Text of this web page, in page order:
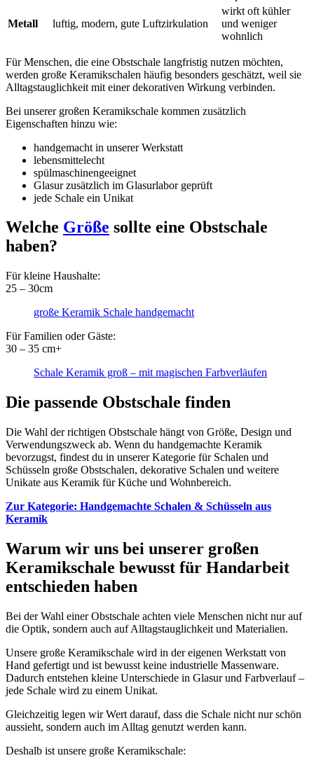
Metall luftig, modern, gute Luftzirkulation
wirkt oft kühler
und weniger
wohnlich
Für Menschen, die eine Obstschale langfristig nutzen möchten,
werden große Keramikschalen häufig besonders geschätzt, weil sie
Alltagstauglichkeit mit einer dekorativen Wirkung verbinden.
Bei unserer großen Keramikschale kommen zusätzlich
Eigenschaften hinzu wie:
handgemacht in unserer Werkstatt
lebensmittelecht
spülmaschinengeeignet
Glasur zusätzlich im Glasurlabor geprüft
jede Schale ein Unikat
Welche Größe sollte eine Obstschale
haben?
Für kleine Haushalte:
25 – 30cm
große Keramik Schale handgemacht
Für Familien oder Gäste:
30 – 35 cm+
Schale Keramik groß – mit magischen Farbverläufen
Die passende Obstschale finden
Die Wahl der richtigen Obstschale hängt von Größe, Design und
Verwendungszweck ab. Wenn du handgemachte Keramik
bevorzugst, findest du in unserer Kategorie für Schalen und
Schüsseln große Obstschalen, dekorative Schalen und weitere
Unikate aus Keramik für Küche und Wohnbereich.
Zur Kategorie: Handgemachte Schalen & Schüsseln aus
Keramik
Warum wir uns bei unserer großen
Keramikschale bewusst für Handarbeit
entschieden haben
Bei der Wahl einer Obstschale achten viele Menschen nicht nur auf
die Optik, sondern auch auf Alltagstauglichkeit und Materialien.
Unsere große Keramikschale wird in der eigenen Werkstatt von
Hand gefertigt und ist bewusst keine industrielle Massenware.
Dadurch entstehen kleine Unterschiede in Glasur und Farbverlauf –
jede Schale wird zu einem Unikat.
Gleichzeitig legen wir Wert darauf, dass die Schale nicht nur schön
aussieht, sondern auch im Alltag genutzt werden kann.
Deshalb ist unsere große Keramikschale: